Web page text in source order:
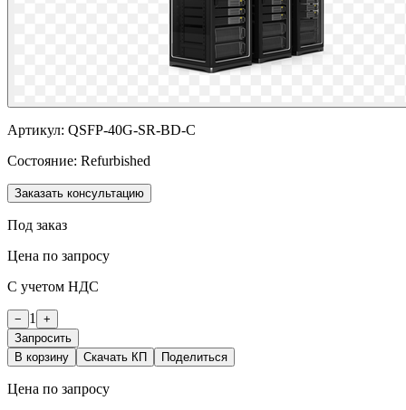
Артикул: QSFP-40G-SR-BD-C
Состояние: Refurbished
Заказать консультацию
Под заказ
Цена по запросу
С учетом НДС
− 1
+
Запросить
В корзину
Скачать КП Поделиться
Цена по запросу